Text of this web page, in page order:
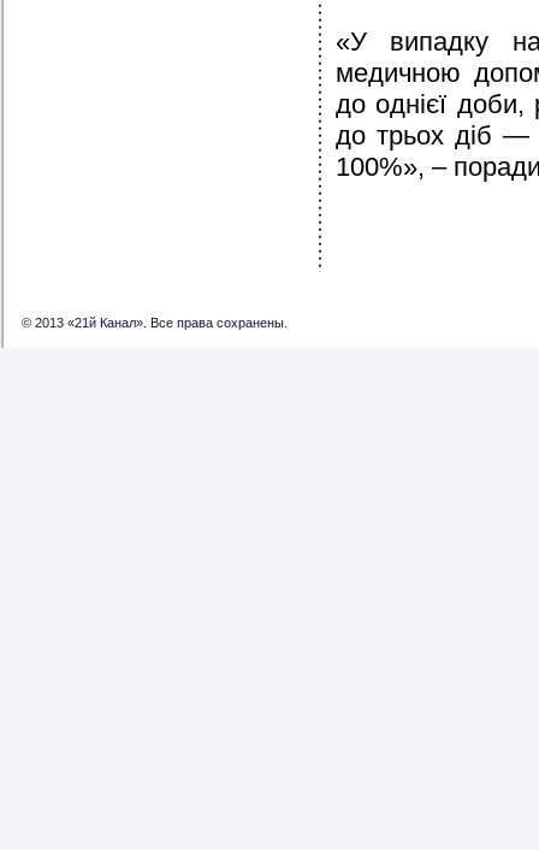
«У випадку
медичною
до однієї доби,
до трьох діб —
100%», –
© 2013 «21й Канал». Все права сохранены.